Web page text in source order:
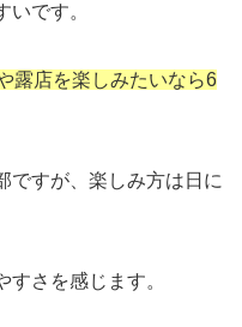
です。
露店を楽しみたいなら6
ですが、楽しみ方は日に
さを感じます。